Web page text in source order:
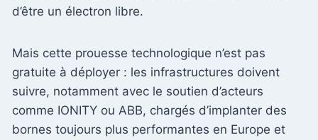
d’être un électron libre.
Mais cette prouesse technologique n’est pas
gratuite à déployer : les infrastructures doivent
suivre, notamment avec le soutien d’acteurs
comme IONITY ou ABB, chargés d’implanter des
bornes toujours plus performantes en Europe et